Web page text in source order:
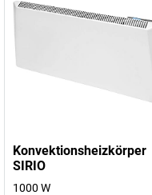
Konvektionsheizkörper
SIRIO
1000 W